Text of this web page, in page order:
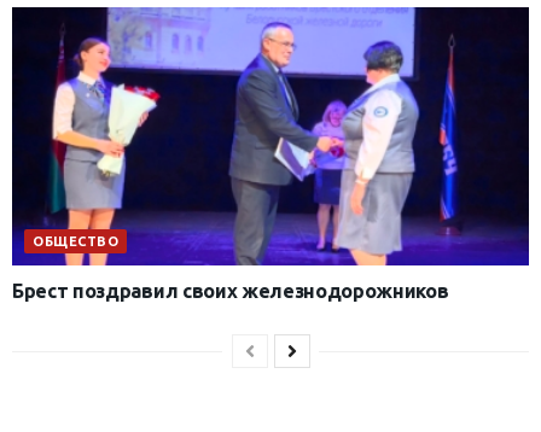
ОБЩЕСТВО
Брест поздравил своих железнодорожников